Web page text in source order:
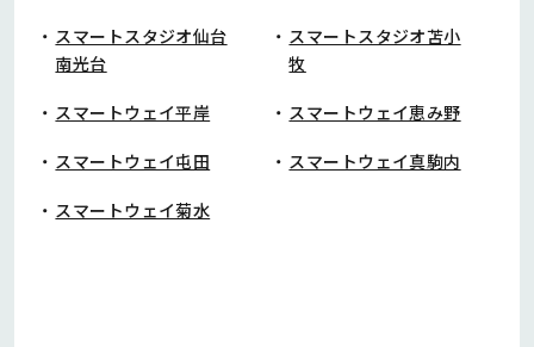
スマートスタジオ仙台
南光台
スマートスタジオ苫小
牧
スマートウェイ平岸 スマートウェイ恵み野
スマートウェイ屯田 スマートウェイ真駒内
スマートウェイ菊水